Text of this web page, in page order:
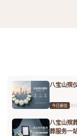
八宝山殡
今日最佳
八宝山殡
葬服务一